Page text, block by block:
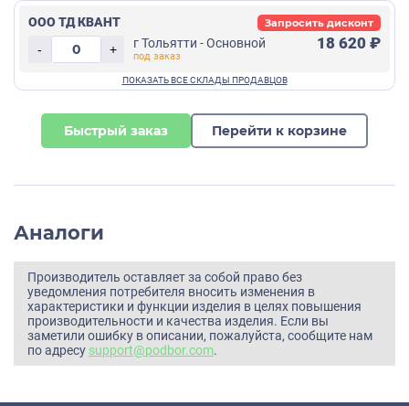
ООО ТД КВАНТ
-
+ г Тольятти - Основной 18 620 ₽
Запросить дисконт
Быстрый заказ Перейти к корзине
Аналоги
Производитель оставляет за собой право без
уведомления потребителя вносить изменения в
характеристики и функции изделия в целях повышения
производительности и качества изделия. Если вы
заметили ошибку в описании, пожалуйста, сообщите нам
по адресу support@podbor.com.